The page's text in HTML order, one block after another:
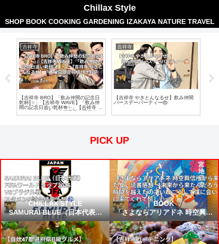
Chillax Style
SHOP BOOK COOKING GARDENING IZAKAYA NATURE TRAVEL
吉祥寺
【吉祥寺 BRO】「飲み仲間の記念日
乾杯🍾✨」【吉祥寺 WAVE】「飲み仲
間の記念日追い乾杯🍻✨」【吉祥寺 や
きとんなるせ】「木曜日限定羽根付き
餃子🥟」
吉祥寺
【吉祥寺 やきとんなるせ】飲み仲間
バースデーパーティー🎂
PICK UP
CHILLAX STYLE
SAMURAI BLUE（日本代表）
FIFAワールドカップ2026 VSブ
ラジル戦 スタメン&試合結果予
想⚽
BOOK
「さよならアリアドネ 時空興信
所から来た女」読書感想 ～未来
から来たんだろう時間を越えた
の凄いねこうして僕に会いに来